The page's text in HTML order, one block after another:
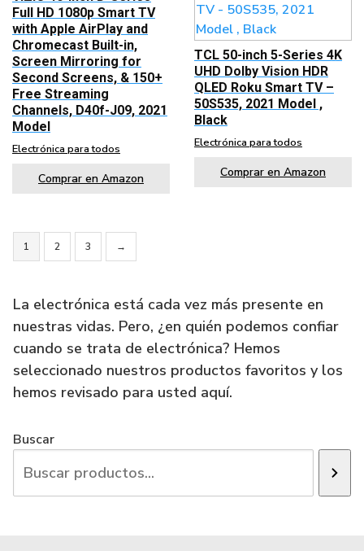
Full HD 1080p Smart TV
with Apple AirPlay and
Chromecast Built-in,
Screen Mirroring for
Second Screens, & 150+
Free Streaming
Channels, D40f-J09, 2021
Model
Electrónica para todos
Comprar en Amazon
TCL 50-inch 5-Series 4K
UHD Dolby Vision HDR
QLED Roku Smart TV –
50S535, 2021 Model ,
Black
Electrónica para todos
Comprar en Amazon
1 2 3 →
La electrónica está cada vez más presente en
nuestras vidas. Pero, ¿en quién podemos confiar
cuando se trata de electrónica? Hemos
seleccionado nuestros productos favoritos y los
hemos revisado para usted aquí.
Buscar